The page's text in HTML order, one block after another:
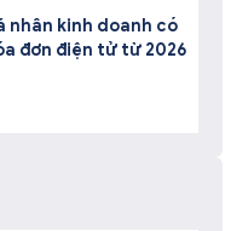
nhân kinh doanh có
đơn điện tử từ 2026